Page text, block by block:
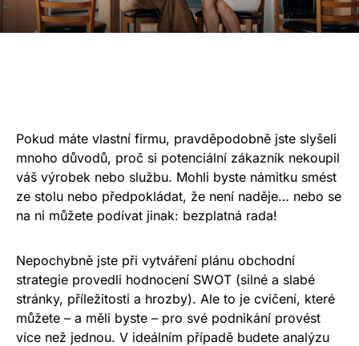
Pokud máte vlastní firmu, pravděpodobně jste slyšeli
mnoho důvodů, proč si potenciální zákazník nekoupil
váš výrobek nebo službu. Mohli byste námitku smést
ze stolu nebo předpokládat, že není naděje… nebo se
na ni můžete podívat jinak: bezplatná rada!
Nepochybně jste při vytváření plánu obchodní
strategie provedli hodnocení SWOT (silné a slabé
stránky, příležitosti a hrozby). Ale to je cvičení, které
můžete – a měli byste – pro své podnikání provést
více než jednou. V ideálním případě budete analýzu